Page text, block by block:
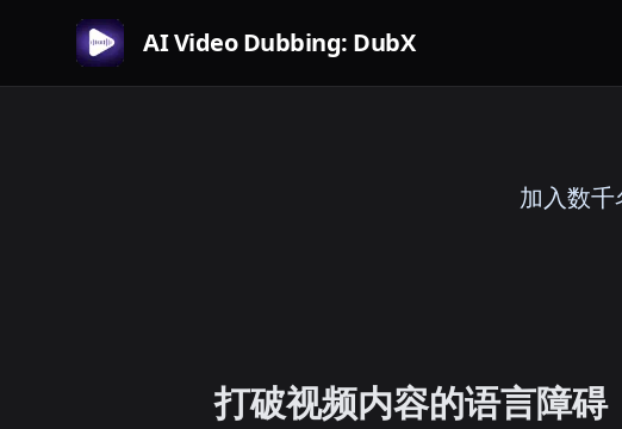
AI Video Dubbing: DubX
加入数
打破视频内容的语言障碍